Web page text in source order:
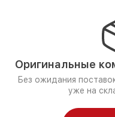
Оригинальные
Без ожидания
уже на